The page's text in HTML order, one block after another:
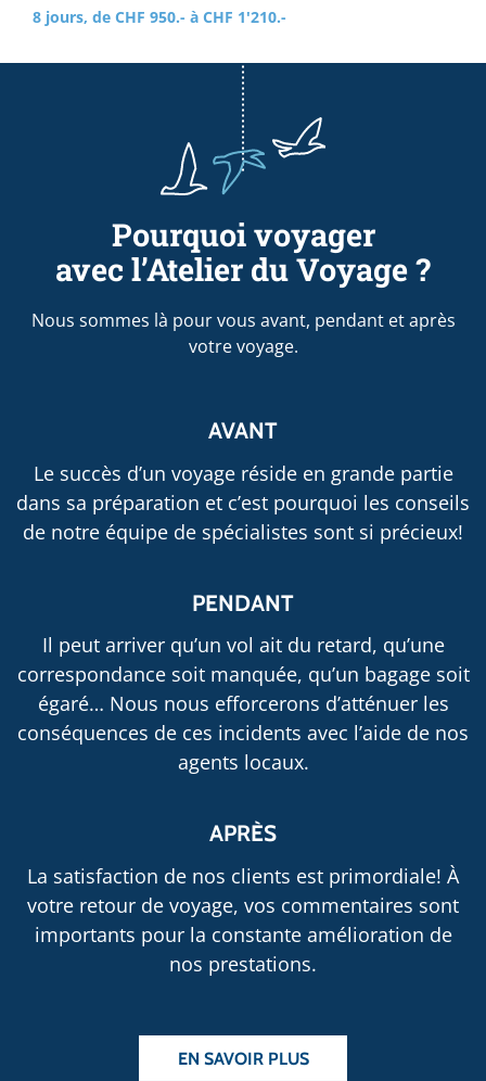
8 jours, de CHF 950.- à CHF 1'210.-
Pourquoi voyager
avec l’Atelier du Voyage ?
Nous sommes là pour vous avant, pendant et après
votre voyage.
AVANT
Le succès d’un voyage réside en grande partie
dans sa préparation et c’est pourquoi les conseils
de notre équipe de spécialistes sont si précieux!
PENDANT
Il peut arriver qu’un vol ait du retard, qu’une
correspondance soit manquée, qu’un bagage soit
égaré… Nous nous efforcerons d’atténuer les
conséquences de ces incidents avec l’aide de nos
agents locaux.
APRÈS
La satisfaction de nos clients est primordiale! À
votre retour de voyage, vos commentaires sont
importants pour la constante amélioration de
nos prestations.
EN SAVOIR PLUS